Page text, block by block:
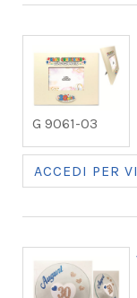
G 9061-03
ACCEDI PER